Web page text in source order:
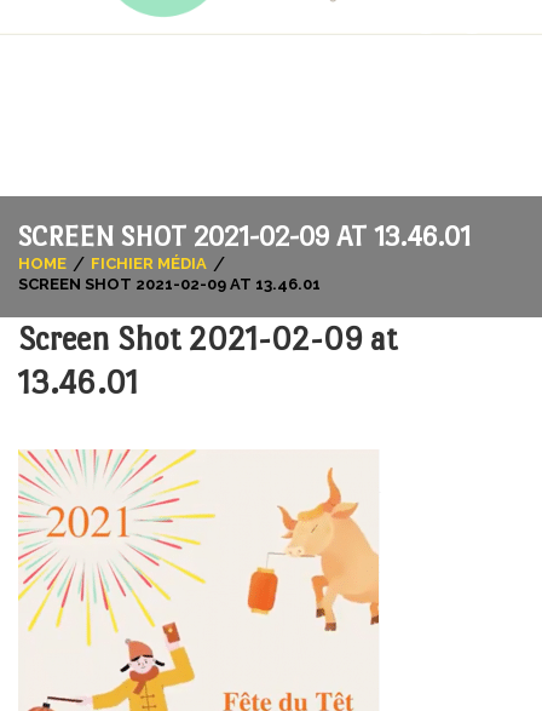
06 33 53 38 94
SCREEN SHOT 2021-02-09 AT 13.46.01
HOME
FICHIER MÉDIA
SCREEN SHOT 2021-02-09 AT 13.46.01
Screen Shot 2021-02-09 at
13.46.01